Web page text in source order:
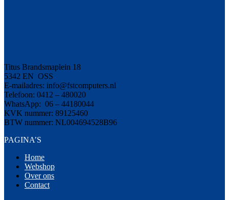
Titus Brandsmaplein 18
5342 EN OSS
E-mailadres: info@fstcomputers.nl
Telefoon: 0412 – 480020
WhatsApp: 06 – 44180044
KVK nummer: 89125460
BTW nummer: NL004694528B96
PAGINA’S
Home
Webshop
Over ons
Contact